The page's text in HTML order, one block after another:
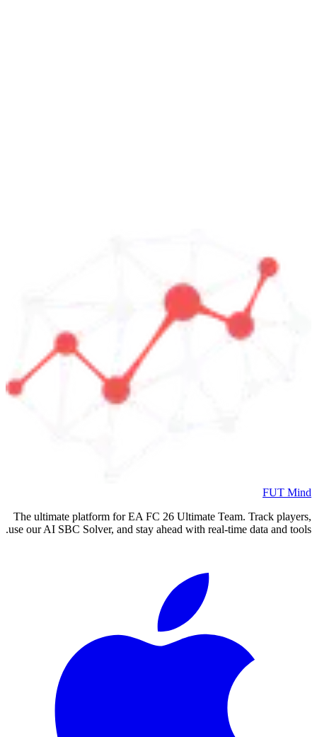
FUT Mind
The ultimate platform for EA FC 26 Ultimate Team. Track players,
use our AI SBC Solver, and stay ahead with real-time data and tools.